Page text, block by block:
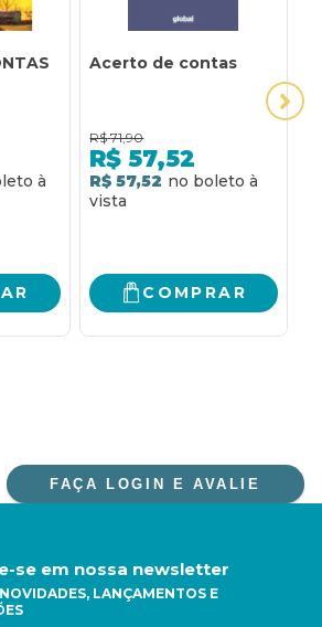
Acerto de contas
R$ 71,90
R$ 57,52
R$ 57,52
COMPRAR
FAÇA LOGIN E AVALIE
se em nossa newsletter
LANÇAMENTOS E